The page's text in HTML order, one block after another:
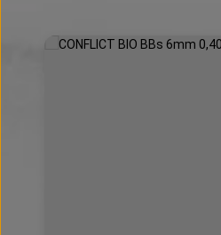
Bildergalerie überspringen